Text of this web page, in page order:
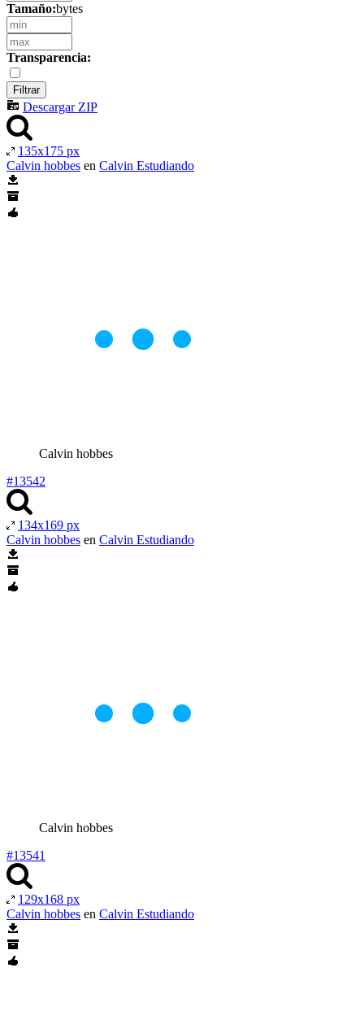
Tamaño:bytes
Transparencia:
Descargar ZIP
135x175 px
Calvin hobbes en Calvin Estudiando
Calvin hobbes
#13542
134x169 px
Calvin hobbes en Calvin Estudiando
Calvin hobbes
#13541
129x168 px
Calvin hobbes en Calvin Estudiando